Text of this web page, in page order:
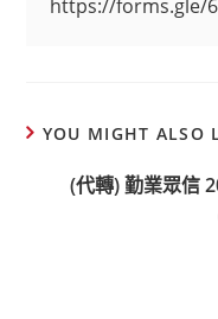
https://forms.gle/
YOU MIGHT ALSO
(代轉) 勤業眾信